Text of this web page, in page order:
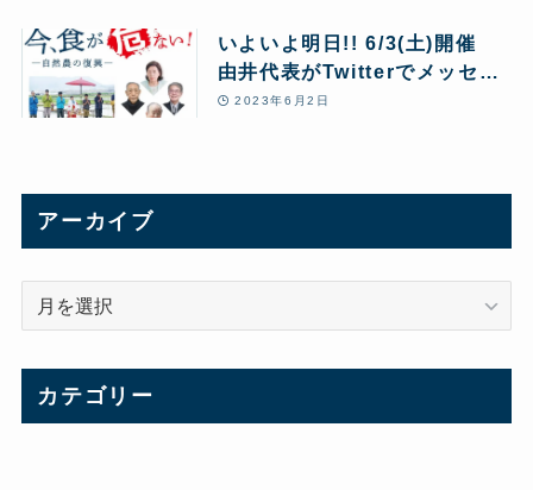
いよいよ明日!! 6/3(土)開催
由井代表がTwitterでメッセー
ジ動画アップ シンポジウム
2023年6月2日
アーカイブ
ブ
カテゴリー